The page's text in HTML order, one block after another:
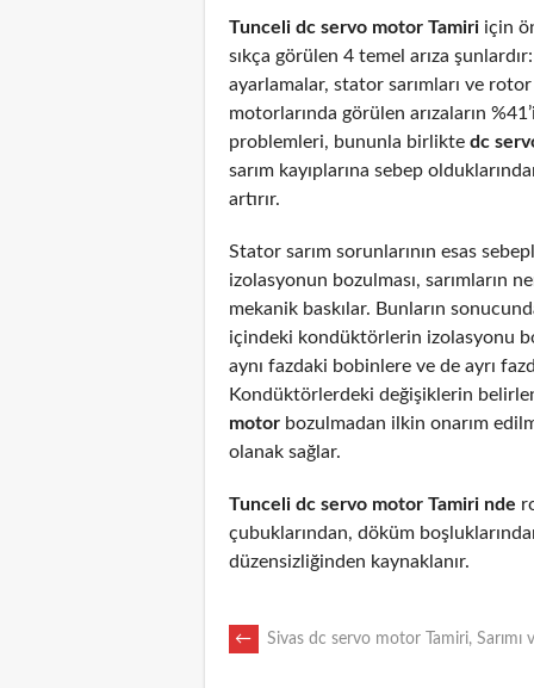
Tunceli dc servo motor Tamiri için
sıkça görülen 4 temel arıza
ayarlamalar, stator sarımları ve
motorlarında görülen arızaların
problemleri, bununla birlikte dc
sarım kayıplarına sebep
artırır.
Stator sarım sorunlarının esas
izolasyonun bozulması, sarımların
mekanik baskılar. Bunların
içindeki kondüktörlerin izolasyonu
aynı fazdaki bobinlere ve de ayrı
Kondüktörlerdeki değişiklerin
motor bozulmadan ilkin onarım
olanak sağlar.
Tunceli dc servo motor Tamiri nde
çubuklarından, döküm
düzensizliğinden kaynaklanır.
POST
← Sivas dc servo motor Tamiri, Sarımı